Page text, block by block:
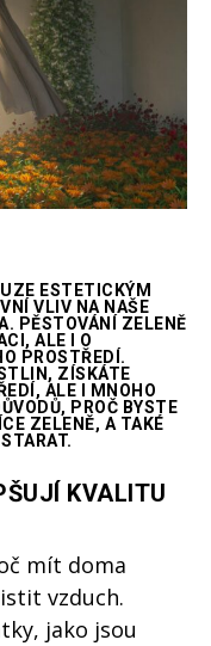
ESTETICKÝM
VLIV NA NAŠE
PĚSTOVÁNÍ ZELENĚ
ALE I O
PROSTŘEDÍ.
ZÍSKÁTE
ALE I MNOHO
PROČ BYSTE
ZELENĚ, A TAKÉ
KVALITU
mít doma
vzduch.
jako jsou